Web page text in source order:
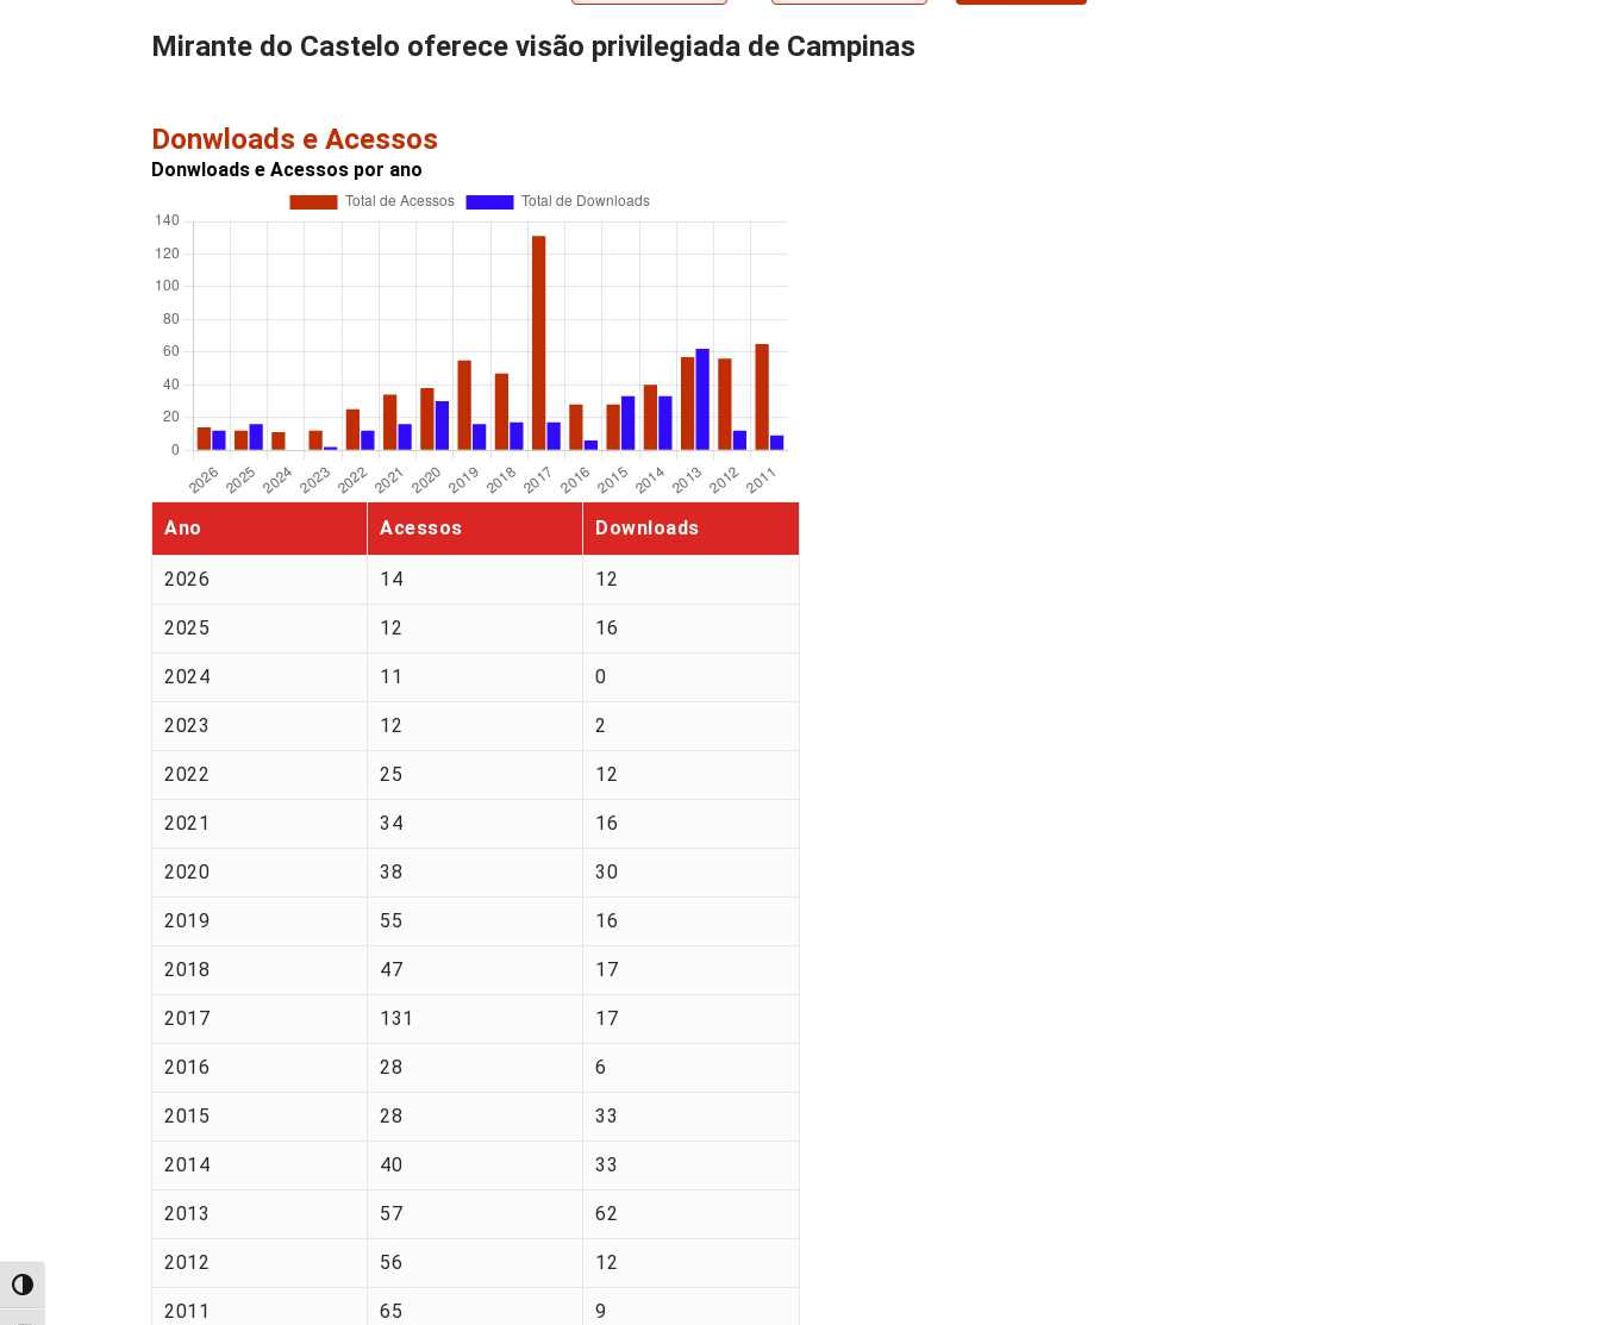
Alternar alto contraste
Mirante do Castelo oferece visão privilegiada de Campinas
Donwloads e Acessos
Donwloads e Acessos por ano
Ano Acessos Downloads
2026 14 12
2025 12 16
2024 11 0
2023 12 2
2022 25 12
2021 34 16
2020 38 30
2019 55 16
2018 47 17
2017 131 17
2016 28 6
2015 28 33
2014 40 33
2013 57 62
2012 56 12
2011 65 9